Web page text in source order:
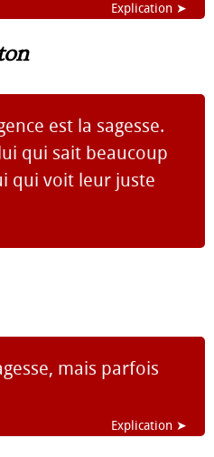
Explication ➤
est la sagesse.
qui sait beaucoup
qui voit leur juste
mais parfois
Explication ➤